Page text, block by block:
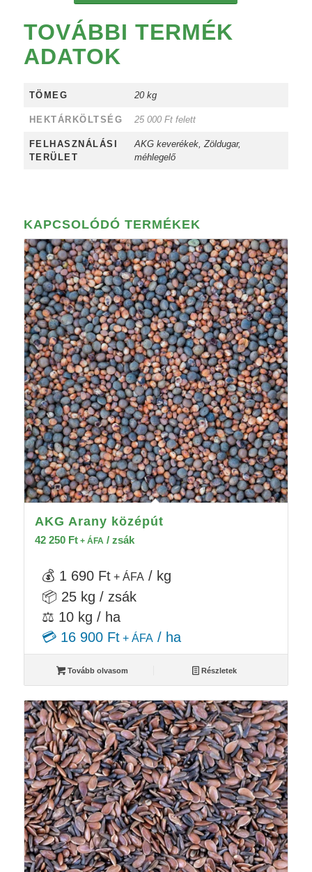
TOVÁBBI TERMÉK
ADATOK
TÖMEG 20 kg
HEKTÁRKÖLTSÉG 25 000 Ft felett
FELHASZNÁLÁSI
TERÜLET
AKG keverékek, Zöldugar,
méhlegelő
KAPCSOLÓDÓ TERMÉKEK
AKG Arany középút
42 250 Ft+ ÁFA / zsák
💰 1 690 Ft+ ÁFA / kg
📦 25 kg / zsák
⚖️ 10 kg / ha
💳 16 900 Ft+ ÁFA/ ha
Tovább olvasom Részletek